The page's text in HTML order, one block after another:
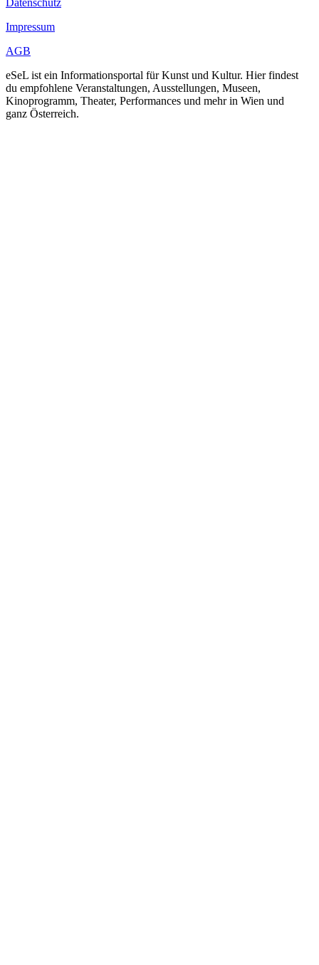
Impressum
AGB
eSeL ist ein Informationsportal für Kunst und Kultur. Hier findest
du empfohlene Veranstaltungen, Ausstellungen, Museen,
Kinoprogramm, Theater, Performances und mehr in Wien und
ganz Österreich.